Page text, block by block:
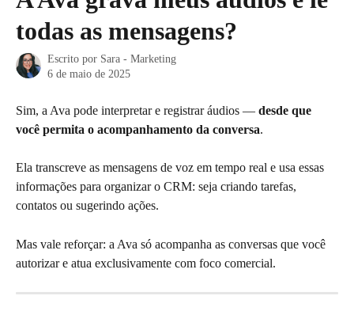
todas as mensagens?
Escrito por Sara - Marketing
6 de maio de 2025
Sim, a Ava pode interpretar e registrar áudios — desde que
você permita o acompanhamento da conversa.
Ela transcreve as mensagens de voz em tempo real e usa essas
informações para organizar o CRM: seja criando tarefas,
contatos ou sugerindo ações.
Mas vale reforçar: a Ava só acompanha as conversas que você
autorizar e atua exclusivamente com foco comercial.